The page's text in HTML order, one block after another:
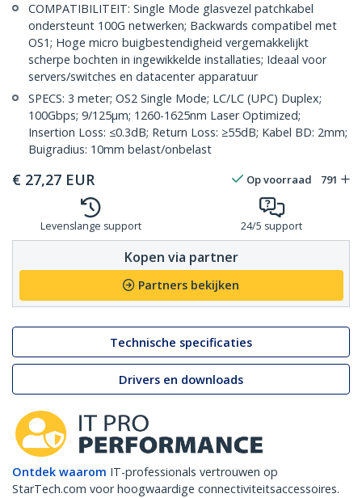
COMPATIBILITEIT: Single Mode glasvezel patchkabel
ondersteunt 100G netwerken; Backwards compatibel met
OS1; Hoge micro buigbestendigheid vergemakkelijkt
scherpe bochten in ingewikkelde installaties; Ideaal voor
servers/switches en datacenter apparatuur
SPECS: 3 meter; OS2 Single Mode; LC/LC (UPC) Duplex;
100Gbps; 9/125µm; 1260-1625nm Laser Optimized;
Insertion Loss: ≤0.3dB; Return Loss: ≥55dB; Kabel BD: 2mm;
Buigradius: 10mm belast/onbelast
€ 27,27 EUR Op voorraad 791
Levenslange support 24/5 support
Kopen via partner
Partners bekijken
Technische specificaties
Drivers en downloads
Ontdek waarom IT-professionals vertrouwen op
StarTech.com voor hoogwaardige connectiviteitsaccessoires.